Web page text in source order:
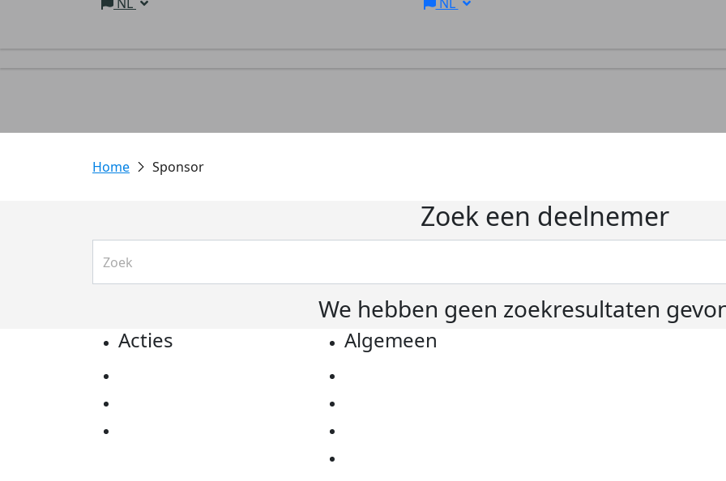
Sponsor
Zoek een deelnemer
We hebben geen zoekresultaten
Acties Algemeen